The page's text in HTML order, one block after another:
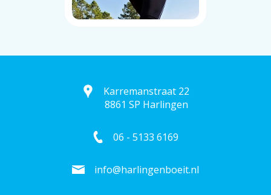
Karremanstraat 22
8861 SP Harlingen
06 - 5133 6169
info@harlingenboeit.nl